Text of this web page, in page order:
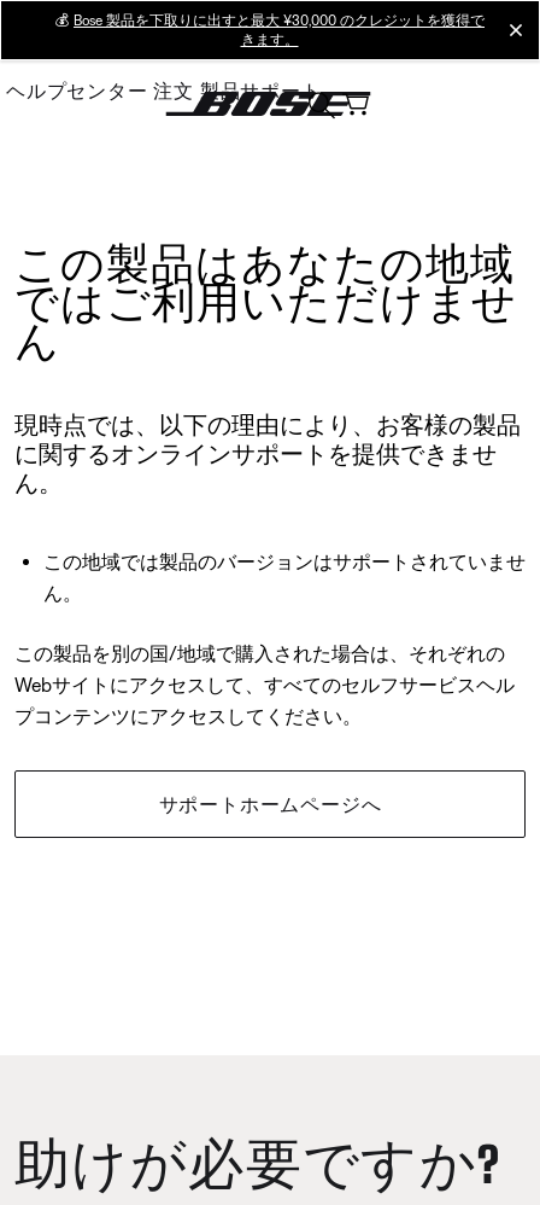
Main
💰 Bose 製品を下取りに出すと最大 ¥30,000 のクレジットを獲得で
きます。
ヘルプセンター 注文 製品サポート
この製品はあなたの地域
ではご利用いただけませ
ん
現時点では、以下の理由により、お客様の製品
に関するオンラインサポートを提供できませ
ん。
この地域では製品のバージョンはサポートされていませ
ん。
この製品を別の国/地域で購入された場合は、それぞれの
Webサイトにアクセスして、すべてのセルフサービスヘル
プコンテンツにアクセスしてください。
サポートホームページへ
助けが必要ですか?